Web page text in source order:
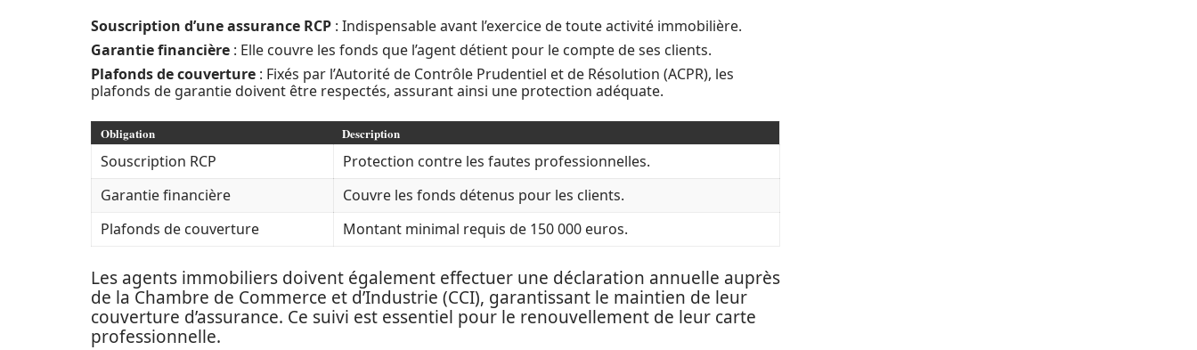
Souscription d’une assurance RCP : Indispensable avant l’exercice de toute activité immobilière.
Garantie financière : Elle couvre les fonds que l’agent détient pour le compte de ses clients.
Plafonds de couverture : Fixés par l’Autorité de Contrôle Prudentiel et de Résolution (ACPR), les
plafonds de garantie doivent être respectés, assurant ainsi une protection adéquate.
Obligation Description
Souscription RCP
Protection contre les fautes professionnelles.
Garantie financière
Couvre les fonds détenus pour les clients.
Plafonds de couverture
Montant minimal requis de 150 000 euros.
Les agents immobiliers doivent également effectuer une déclaration annuelle auprès
de la Chambre de Commerce et d’Industrie (CCI), garantissant le maintien de leur
couverture d’assurance. Ce suivi est essentiel pour le renouvellement de leur carte
professionnelle.